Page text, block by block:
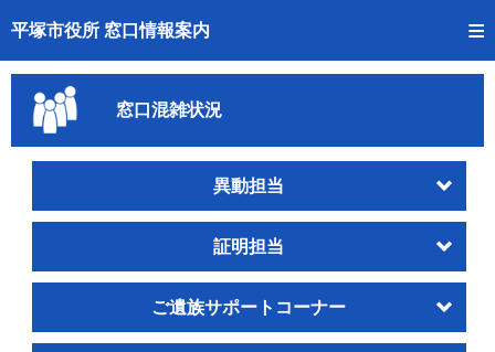
平塚市役所 窓口情報案内
トップページへ
ご利用方法
事前予約
窓口混雑状況
待ち状況確認
窓口混雑状況
異動担当
証明担当
ご遺族サポートコーナー